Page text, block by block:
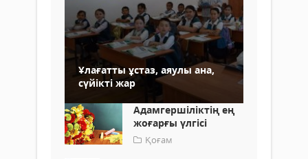
Ұлағатты ұстаз, аяулы ана,
сүйікті жар
Адамгершіліктің ең
жоғарғы үлгісі
Қоғам